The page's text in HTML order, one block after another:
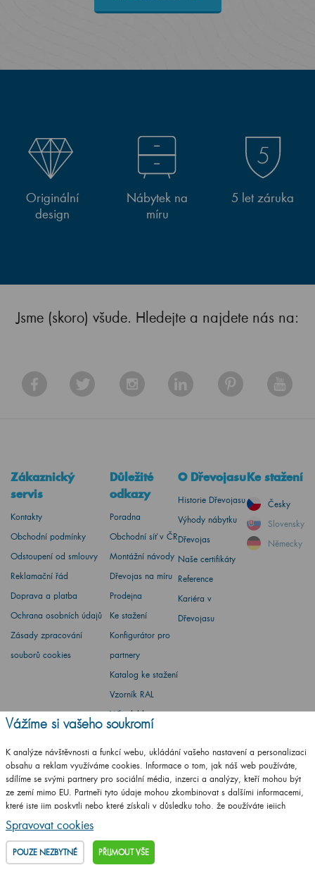
Originální
design
Nábytek na
míru
5 let záruka
Jsme (skoro) všude. Hledejte a najdete nás na:
Zákaznický
servis
Kontakty
Obchodní podmínky
Odstoupení od smlouvy
Reklamační řád
Doprava a platba
Ochrana osobních údajů
Zásady zpracování
souborů cookies
Důležité
odkazy
Poradna
Obchodní síť v ČR
Montážní návody
Dřevojas na míru
Prodejna
Ke stažení
Konfigurátor pro
partnery
Katalog ke stažení
Vzorník RAL
Whistleblowing
politika
O Dřevojasu
Historie Dřevojasu
Výhody nábytku
Dřevojas
Naše certifikáty
Reference
Kariéra v
Dřevojasu
Ke stažení
Česky
Slovensky
Německy
Barbora Stoklasová
Máte dotaz? Ptejte se
Vážíme si vašeho soukromí
K analýze návštěvnosti a funkcí webu, ukládání vašeho nastavení a personalizaci
obsahu a reklam využíváme cookies. Informace o tom, jak náš web používáte,
sdílíme se svými partnery pro sociální média, inzerci a analýzy, kteří mohou být
ze zemí mimo EU. Partneři tyto údaje mohou zkombinovat s dalšími informacemi,
které jste jim poskytli nebo které získali v důsledku toho, že používáte jejich
služby.
Podrobné informace
Spravovat cookies
POUZE NEZBYTNÉ PŘIJMOUT VŠE